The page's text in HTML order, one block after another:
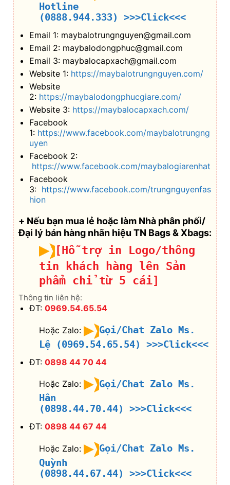
Hotline
(0888.944.333)
>>>Click<<<
Email 1: maybalotrungnguyen@gmail.com
Email 2: maybalodongphuc@gmail.com
Email 3: maybalocapxach@gmail.com
Website 1: https://maybalotrungnguyen.com/
Website
2: https://maybalodongphucgiare.com/
Website 3: https://maybalocapxach.com/
Facebook
1: https://www.facebook.com/maybalotrungng
uyen
Facebook 2:
https://www.facebook.com/maybalogiarenhat
Facebook
3: https://www.facebook.com/trungnguyenfas
hion
+ Nếu bạn mua lẻ hoặc làm Nhà phân phối/
Đại lý bán hàng nhãn hiệu TN Bags & Xbags:
[Hỗ trợ in Logo/thông
tin khách hàng lên Sản
phẩm chỉ từ 5 cái]
Thông tin liên hệ:
ĐT: 0969.54.65.54
Hoặc Zalo:
Gọi/Chat Zalo Ms.
Lệ (0969.54.65.54)
>>>Click<<<
ĐT: 0898 44 70 44
Hoặc Zalo:
Gọi/Chat Zalo Ms.
Hân
(0898.44.70.44)
>>>Click<<<
ĐT: 0898 44 67 44
Hoặc Zalo:
Gọi/Chat Zalo Ms.
Quỳnh
(0898.44.67.44)
>>>Click<<<